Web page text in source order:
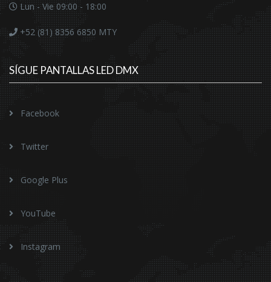
Lun - Vie 09:00 - 18:00
+52 (81) 8356 6850 MTY
SÍGUE PANTALLAS LED DMX
Facebook
Twitter
Google Plus
YouTube
Instagram